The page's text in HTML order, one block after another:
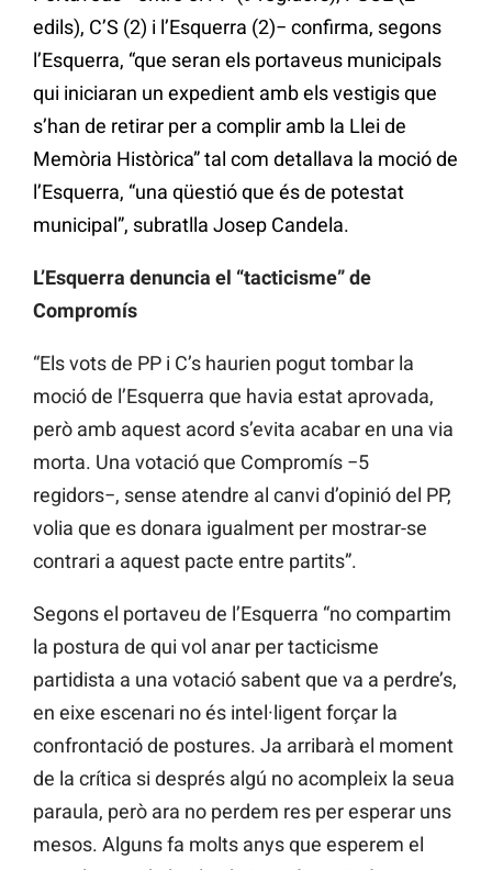
edils), C’S (2) i l’Esquerra (2)− confirma, segons
l’Esquerra, “que seran els portaveus municipals
qui iniciaran un expedient amb els vestigis que
s’han de retirar per a complir amb la Llei de
Memòria Històrica” tal com detallava la moció de
l’Esquerra, “una qüestió que és de potestat
municipal”, subratlla Josep Candela.
L’Esquerra denuncia el “tacticisme” de
Compromís
“Els vots de PP i C’s haurien pogut tombar la
moció de l’Esquerra que havia estat aprovada,
però amb aquest acord s’evita acabar en una via
morta. Una votació que Compromís −5
regidors−, sense atendre al canvi d’opinió del PP,
volia que es donara igualment per mostrar-se
contrari a aquest pacte entre partits”.
Segons el portaveu de l’Esquerra “no compartim
la postura de qui vol anar per tacticisme
partidista a una votació sabent que va a perdre’s,
en eixe escenari no és intel·ligent forçar la
confrontació de postures. Ja arribarà el moment
de la crítica si després algú no acompleix la seua
paraula, però ara no perdem res per esperar uns
mesos. Alguns fa molts anys que esperem el